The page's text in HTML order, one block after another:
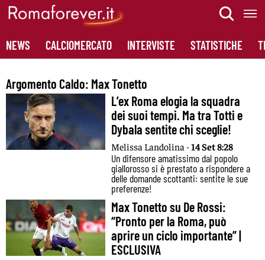
Skip
content
NEWS CALCIOMERCATO INTERVISTE STATISTICHE
Argomento Caldo: Max Tonetto
L’ex Roma elogia la squadra
dei suoi tempi. Ma tra Totti e
Dybala sentite chi sceglie!
Melissa Landolina -14 Set 8:28
Un difensore amatissimo dal popolo
giallorosso si è prestato a rispondere a
delle domande scottanti: sentite le sue
preferenze!
Max Tonetto su De Rossi:
“Pronto per la Roma, può
aprire un ciclo importante” |
ESCLUSIVA